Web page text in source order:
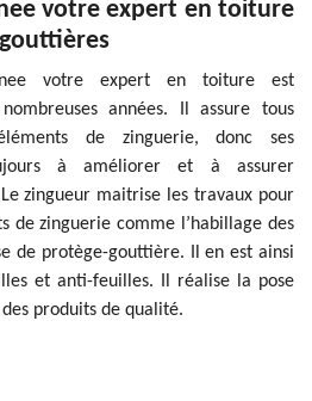
votre expert en toiture
votre expert en toiture est
années. Il assure tous
de zinguerie, donc ses
à améliorer et à assurer
zingueur maitrise les travaux pour
de zinguerie comme l’habillage des
de protège-gouttière. Il en est ainsi
et anti-feuilles. Il réalise la pose
produits de qualité.